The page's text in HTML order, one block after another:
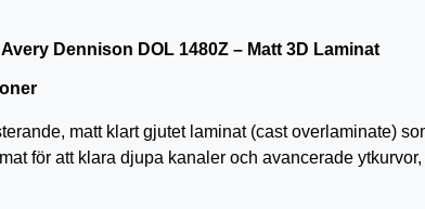
Avery Dennison DOL 1480Z – Matt 3D Laminat
matt klart gjutet laminat (cast overlaminate)
för att klara djupa kanaler och avancerade